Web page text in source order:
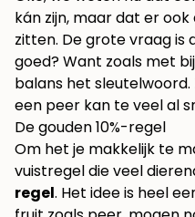
kán zijn, maar dat er
zitten. De grote vraag is
goed? Want zoals met
balans het sleutelwoord.
een peer kan te veel al
De gouden 10%-regel
Om het je makkelijk te
vuistregel die veel
regel. Het idee is heel